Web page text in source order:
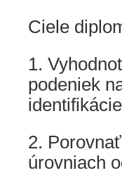
Ciele
1.
podeniek
2.
úrovniach